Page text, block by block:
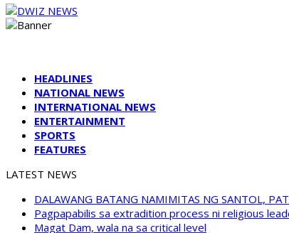
HEADLINES
NATIONAL NEWS
INTERNATIONAL NEWS
ENTERTAINMENT
SPORTS
FEATURES
LATEST NEWS
DALAWANG BATANG NAMIMITAS NG SANTOL,
Pagpapabilis sa extradition process ni religious
Magat Dam, wala na sa critical level